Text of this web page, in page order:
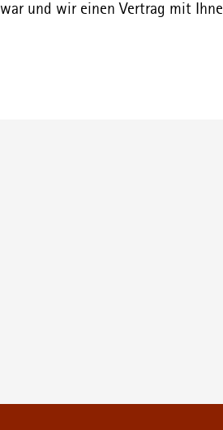
und wir einen Vertrag mit